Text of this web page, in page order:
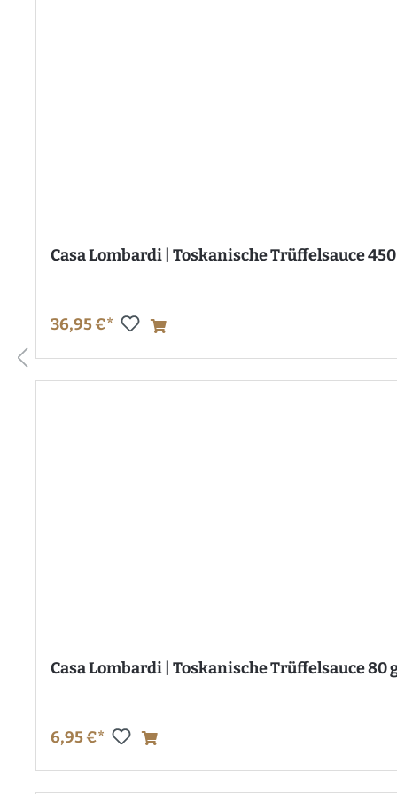
Casa Lombardi | Toskanische Trüffelsauce
36,95 €*
Casa Lombardi | Toskanische Trüffelsauce 80
6,95 €*